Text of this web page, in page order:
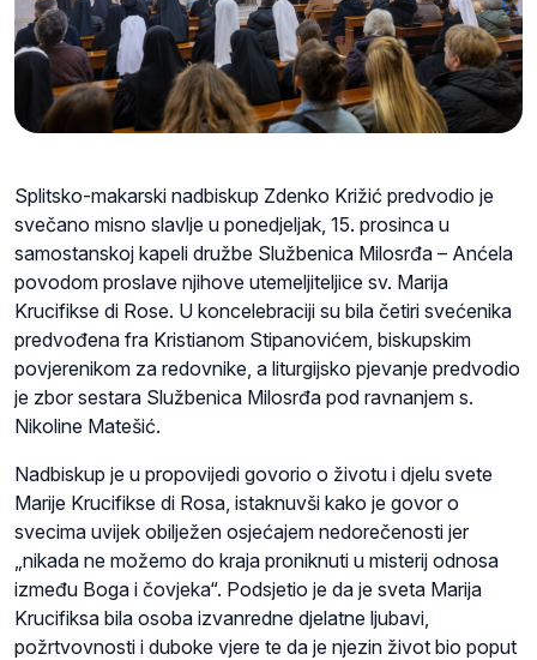
Splitsko-makarski nadbiskup Zdenko Križić predvodio je
svečano misno slavlje u ponedjeljak, 15. prosinca u
samostanskoj kapeli družbe Službenica Milosrđa – Anćela
povodom proslave njihove utemeljiteljice sv. Marija
Krucifikse di Rose. U koncelebraciji su bila četiri svećenika
predvođena fra Kristianom Stipanovićem, biskupskim
povjerenikom za redovnike, a liturgijsko pjevanje predvodio
je zbor sestara Službenica Milosrđa pod ravnanjem s.
Nikoline Matešić.
Nadbiskup je u propovijedi govorio o životu i djelu svete
Marije Krucifikse di Rosa, istaknuvši kako je govor o
svecima uvijek obilježen osjećajem nedorečenosti jer
„nikada ne možemo do kraja proniknuti u misterij odnosa
između Boga i čovjeka“. Podsjetio je da je sveta Marija
Krucifiksa bila osoba izvanredne djelatne ljubavi,
požrtvovnosti i duboke vjere te da je njezin život bio poput